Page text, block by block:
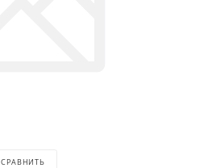
СРАВНИТЬ